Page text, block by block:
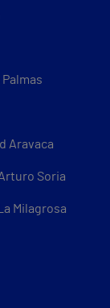
Aravaca
Soria
Milagrosa